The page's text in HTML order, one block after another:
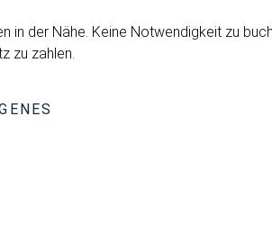
in der Nähe. Keine Notwendigkeit zu
zu zahlen.